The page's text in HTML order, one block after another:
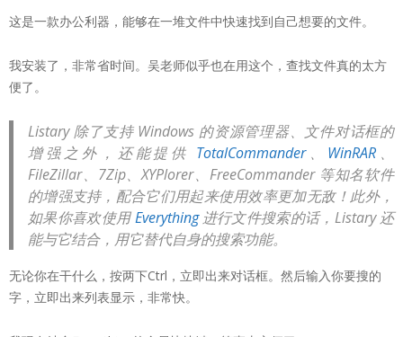
这是一款办公利器，能够在一堆文件中快速找到自己想要的文件。
我安装了，非常省时间。吴老师似乎也在用这个，查找文件真的太方
便了。
Listary 除了支持 Windows 的资源管理器、文件对话框的
增强之外，还能提供 TotalCommander、 WinRAR 、
FileZillar、7Zip、XYPlorer、FreeCommander 等知名软件
的增强支持，配合它们用起来使用效率更加无敌！此外，
如果你喜欢使用Everything进行文件搜索的话，Listary 还
能与它结合，用它替代自身的搜索功能。
无论你在干什么，按两下Ctrl，立即出来对话框。然后输入你要搜的
字，立即出来列表显示，非常快。